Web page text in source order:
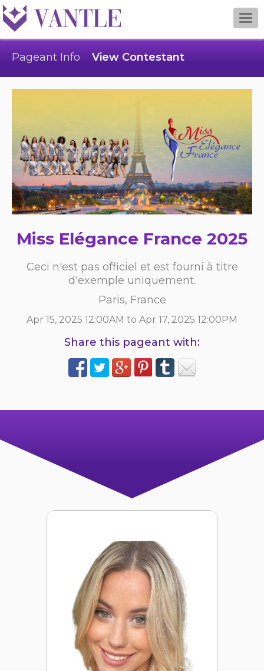
Pageant Info View Contestant
Miss Elégance France 2025
Ceci n'est pas officiel et est fourni à titre
d'exemple uniquement.
Paris, France
Apr 15, 2025 12:00AM to Apr 17, 2025 12:00PM
Share this pageant with: